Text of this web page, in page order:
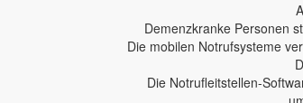
Demenzkranke Personen
Die mobilen Notrufsysteme
Die Notrufleitstellen-